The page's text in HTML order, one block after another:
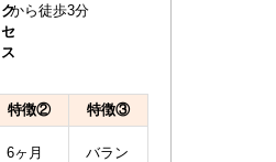
ク
セ
ス
から徒歩3分
特徴② 特徴③
6ヶ月
バラン